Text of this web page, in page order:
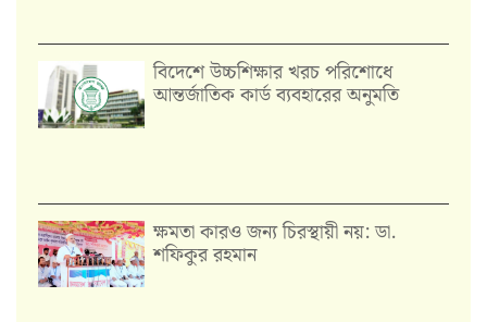
বিদেশে উচ্চশিক্ষার খরচ পরিশোধে
আন্তর্জাতিক কার্ড ব্যবহারের অনুমতি
ক্ষমতা কারও জন্য চিরস্থায়ী নয়: ডা.
শফিকুর রহমান